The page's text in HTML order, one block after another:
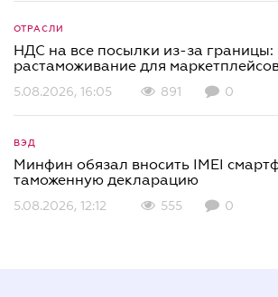
ОТРАСЛИ
НДС на все посылки из-за границы:
растаможивание для
5.08.2026, 16:05 891 0
ВЭД
Минфин обязал вносить IMEI
таможенную декларацию
5.08.2026, 12:12 555 0